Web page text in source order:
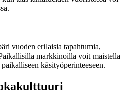
vuoden erilaisia tapahtumia,
markkinoilla voit maistella
käsityöperinteeseen.